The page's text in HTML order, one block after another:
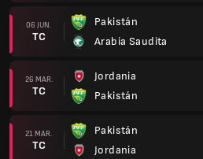
06 JUN.
TC
Pakistán
Arabia Saudita
26 MAR.
TC
Jordania
Pakistán
21 MAR.
TC
Pakistán
Jordania